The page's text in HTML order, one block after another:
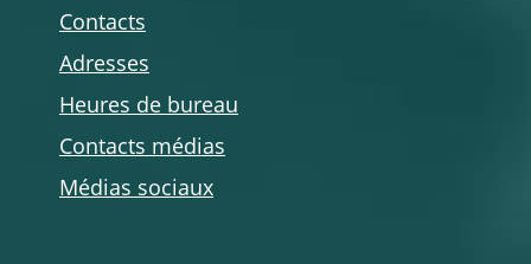
Contacts
Adresses
Heures de bureau
Contacts médias
Médias sociaux